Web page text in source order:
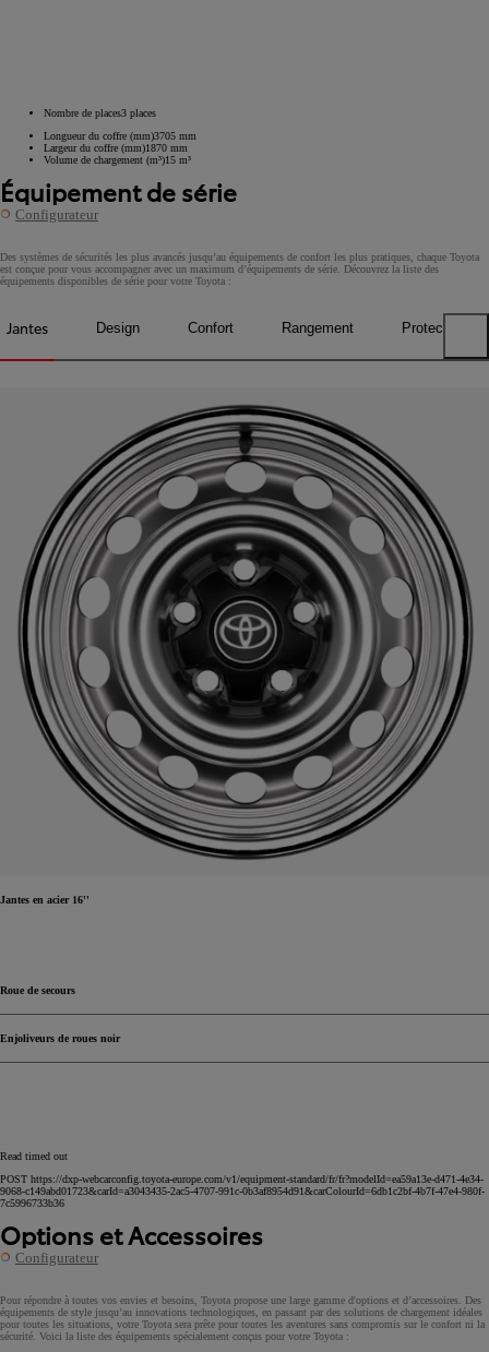
Nombre de places3 places
Longueur du coffre (mm)3705 mm
Largeur du coffre (mm)1870 mm
Volume de chargement (m³)15 m³
Équipement de série
Configurateur
Des systèmes de sécurités les plus avancés jusqu’au équipements de confort les plus pratiques, chaque Toyota
est conçue pour vous accompagner avec un maximum d’équipements de série. Découvrez la liste des
équipements disponibles de série pour votre Toyota :
Jantes Design Confort Rangement Protection
Previous tabs
Jantes en acier 16''
Roue de secours
Enjoliveurs de roues noir
Read timed out
POST https://dxp-webcarconfig.toyota-europe.com/v1/equipment-standard/fr/fr?modelId=ea59a13e-d471-4e34-
9068-c149abd01723&carId=a3043435-2ac5-4707-991c-0b3af8954d91&carColourId=6db1c2bf-4b7f-47e4-980f-
7c5996733b36
Options et Accessoires
Configurateur
Pour répondre à toutes vos envies et besoins, Toyota propose une large gamme d'options et d’accessoires. Des
équipements de style jusqu’au innovations technologiques, en passant par des solutions de chargement idéales
pour toutes les situations, votre Toyota sera prête pour toutes les aventures sans compromis sur le confort ni la
sécurité. Voici la liste des équipements spécialement conçus pour votre Toyota :